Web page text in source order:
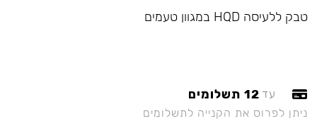
טבק ללעיסה HQD במגוון טעמים
עד 12 תשלומים
ניתן לפרוס את הקנייה לתשלומים